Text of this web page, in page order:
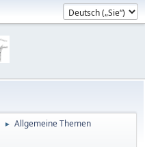
► Allgemeine Themen